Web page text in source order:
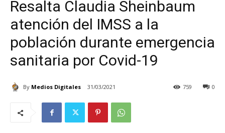
Resalta Claudia Sheinbaum
atención del IMSS a la
población durante emergencia
sanitaria por Covid-19
By Medios Digitales 31/03/2021 0
759